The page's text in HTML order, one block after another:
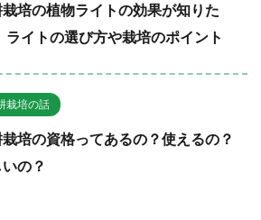
培の植物ライトの効果が知りた
ライトの選び方や栽培のポイント
栽培の話
培の資格ってあるの？使えるの？
の？